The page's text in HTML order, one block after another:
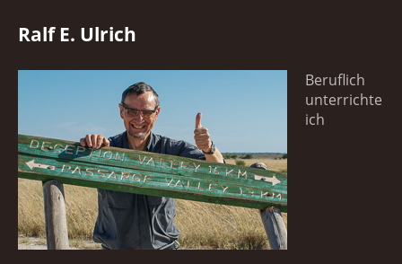
Ralf E. Ulrich
Beruflich
unterrichte
ich